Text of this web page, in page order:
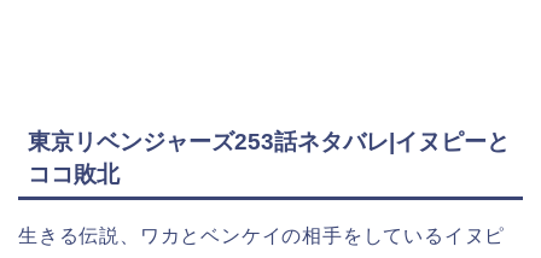
東京リベンジャーズ253話ネタバレ|イヌピーと
ココ敗北
生きる伝説、ワカとベンケイの相手をしているイヌピ